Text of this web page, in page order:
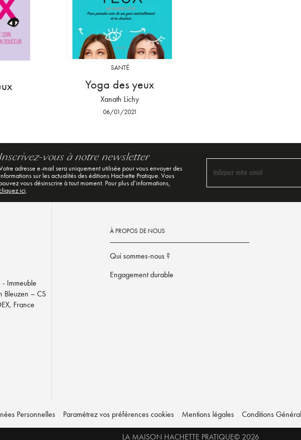
SANTÉ
Yoga des yeux
Xanath Lichy
06/01/2021
Inscrivez-vous à notre newsletter
adresse e-mail sera uniquement utilisée pour vous envoyer des
sur les actualités des éditions Hachette Pratique. Vous
pouvez vous désinscrire à tout moment. Pour plus d’informations,
ici.
Indiquez votre email
Immeuble
Bleuzen – CS
France
À PROPOS DE NOUS
Qui sommes-nous ?
Engagement durable
Personnelles Paramétrez vos préférences cookies Mentions légales Conditions
LA MAISON HACHETTE PRATIQUE© 2026